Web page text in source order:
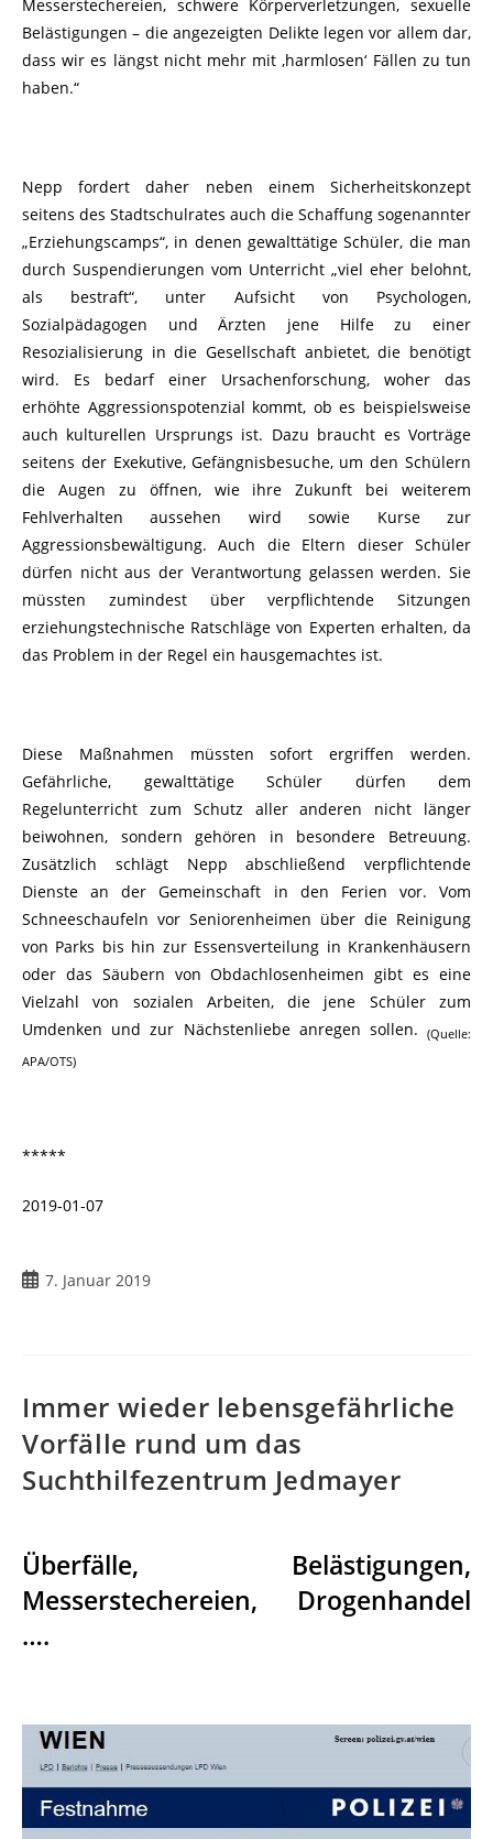
Messerstechereien, schwere Körperverletzungen, sexuelle
Belästigungen – die angezeigten Delikte legen vor allem dar,
dass wir es längst nicht mehr mit ‚harmlosen‘ Fällen zu tun
haben.“
Nepp fordert daher neben einem Sicherheitskonzept
seitens des Stadtschulrates auch die Schaffung sogenannter
„Erziehungscamps“, in denen gewalttätige Schüler, die man
durch Suspendierungen vom Unterricht „viel eher belohnt,
als bestraft“, unter Aufsicht von Psychologen,
Sozialpädagogen und Ärzten jene Hilfe zu einer
Resozialisierung in die Gesellschaft anbietet, die benötigt
wird. Es bedarf einer Ursachenforschung, woher das
erhöhte Aggressionspotenzial kommt, ob es beispielsweise
auch kulturellen Ursprungs ist. Dazu braucht es Vorträge
seitens der Exekutive, Gefängnisbesuche, um den Schülern
die Augen zu öffnen, wie ihre Zukunft bei weiterem
Fehlverhalten aussehen wird sowie Kurse zur
Aggressionsbewältigung. Auch die Eltern dieser Schüler
dürfen nicht aus der Verantwortung gelassen werden. Sie
müssten zumindest über verpflichtende Sitzungen
erziehungstechnische Ratschläge von Experten erhalten, da
das Problem in der Regel ein hausgemachtes ist.
Diese Maßnahmen müssten sofort ergriffen werden.
Gefährliche, gewalttätige Schüler dürfen dem
Regelunterricht zum Schutz aller anderen nicht länger
beiwohnen, sondern gehören in besondere Betreuung.
Zusätzlich schlägt Nepp abschließend verpflichtende
Dienste an der Gemeinschaft in den Ferien vor. Vom
Schneeschaufeln vor Seniorenheimen über die Reinigung
von Parks bis hin zur Essensverteilung in Krankenhäusern
oder das Säubern von Obdachlosenheimen gibt es eine
Vielzahl von sozialen Arbeiten, die jene Schüler zum
Umdenken und zur Nächstenliebe anregen sollen.
(Quelle:
APA/OTS)
*****
2019-01-07
7. Januar 2019
Immer wieder lebensgefährliche
Vorfälle rund um das
Suchthilfezentrum Jedmayer
Überfälle, Belästigungen,
Messerstechereien, Drogenhandel
….